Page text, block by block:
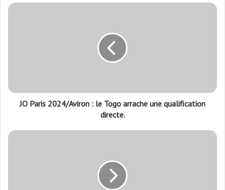
JO Paris 2024/Aviron : le Togo arrache une qualification
directe.